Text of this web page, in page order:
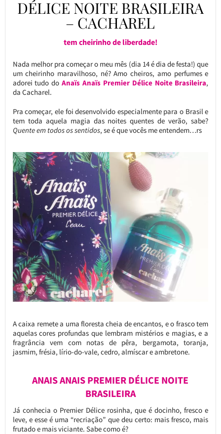
DÉLICE NOITE BRASILEIRA
– CACHAREL
tem cheirinho de liberdade!
Nada melhor pra começar o meu mês (dia 14 é dia de festa!) que
um cheirinho maravilhoso, né? Amo cheiros, amo perfumes e
adorei tudo doAnaïs Anaïs Premier Délice Noite Brasileira,
da Cacharel.
Pra começar, ele foi desenvolvido especialmente para o Brasil e
tem toda aquela magia das noites quentes de verão, sabe?
Quente em todos os sentidos, se é que vocês me entendem…rs
A caixa remete a uma floresta cheia de encantos, e o frasco tem
aquelas cores profundas que lembram mistérios e magias, e a
fragrância vem com notas de pêra, bergamota, toranja,
jasmim, frésia, lírio-do-vale, cedro, almíscar e ambretone.
ANAIS ANAIS PREMIER DÉLICE NOITE
BRASILEIRA
Já conhecia o Premier Délice rosinha, que é docinho, fresco e
leve, e esse é uma “recriação” que deu certo: mais fresco, mais
frutado e mais viciante. Sabe como é?